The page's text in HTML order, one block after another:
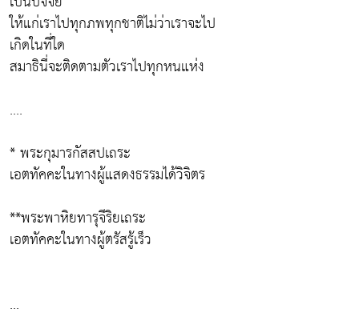
ให้แก่เราไปทุกภพทุกชาติไม่ว่าเราจะไป
เกิดในที่ใด
สมาธินี่จะติดตามตัวเราไปทุกหนแห่ง
....
* พระกุมารกัสสปเถระ
เอตทัคคะในทางผู้แสดงธรรมได้วิจิตร
**พระพาหิยทารุจีริยเถระ
เอตทัคคะในทางผู้ตรัสรู้เร็ว
...